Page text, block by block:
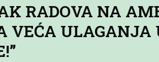
RADOVA NA
VEĆA ULAGANJA